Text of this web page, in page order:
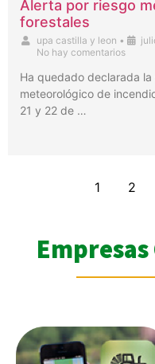
Alerta por riesgo
forestales
upa castilla y leon •
No hay comentarios
Ha quedado declarada
meteorológico de
21 y 22 de …
1 2